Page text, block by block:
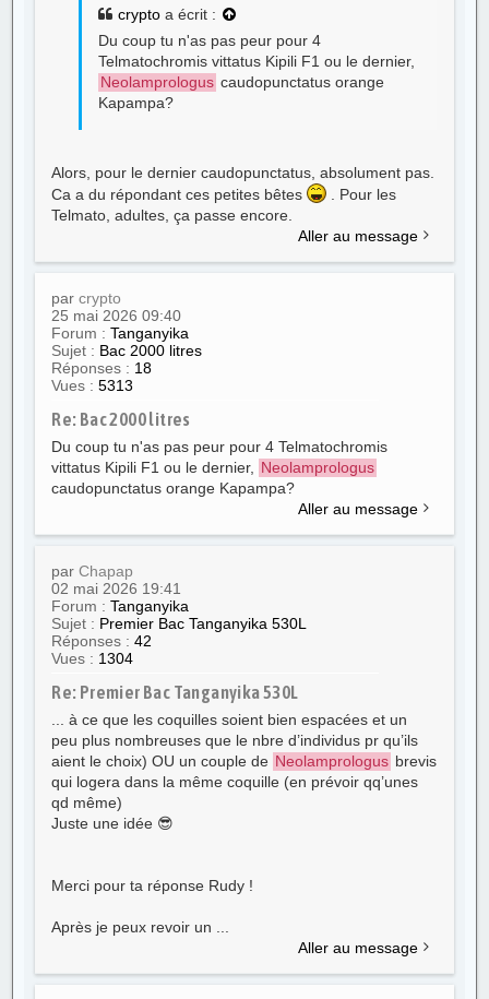
crypto a écrit :
Du coup tu n'as pas peur pour 4
Telmatochromis vittatus Kipili F1 ou le dernier,
Neolamprologus caudopunctatus orange
Kapampa?
Alors, pour le dernier caudopunctatus, absolument pas.
Ca a du répondant ces petites bêtes
. Pour les
Telmato, adultes, ça passe encore.
Aller au message
parcrypto
25 mai 2026 09:40
Forum :Tanganyika
Sujet : Bac 2000 litres
Réponses : 18
Vues :5313
Re: Bac 2000 litres
Du coup tu n'as pas peur pour 4 Telmatochromis
vittatus Kipili F1 ou le dernier,
Neolamprologus
caudopunctatus orange Kapampa?
Aller au message
parChapap
02 mai 2026 19:41
Forum :Tanganyika
Sujet : Premier Bac Tanganyika 530L
Réponses :42
Vues : 1304
Re: Premier Bac Tanganyika 530L
... à ce que les coquilles soient bien espacées et un
peu plus nombreuses que le nbre d’individus pr qu’ils
aient le choix) OU un couple de Neolamprologus brevis
qui logera dans la même coquille (en prévoir qq’unes
qd même)
Juste une idée 😎
Merci pour ta réponse Rudy !
Après je peux revoir un ...
Aller au message